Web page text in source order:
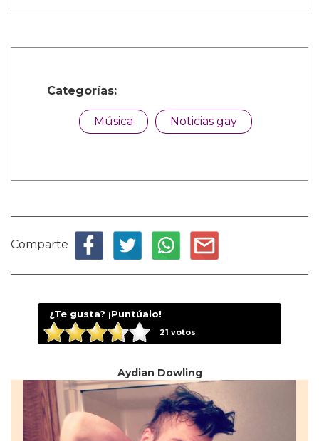
Categorías:
Música Noticias gay
Comparte
¿Te gusta? ¡Puntúalo!
21 votos
Aydian Dowling